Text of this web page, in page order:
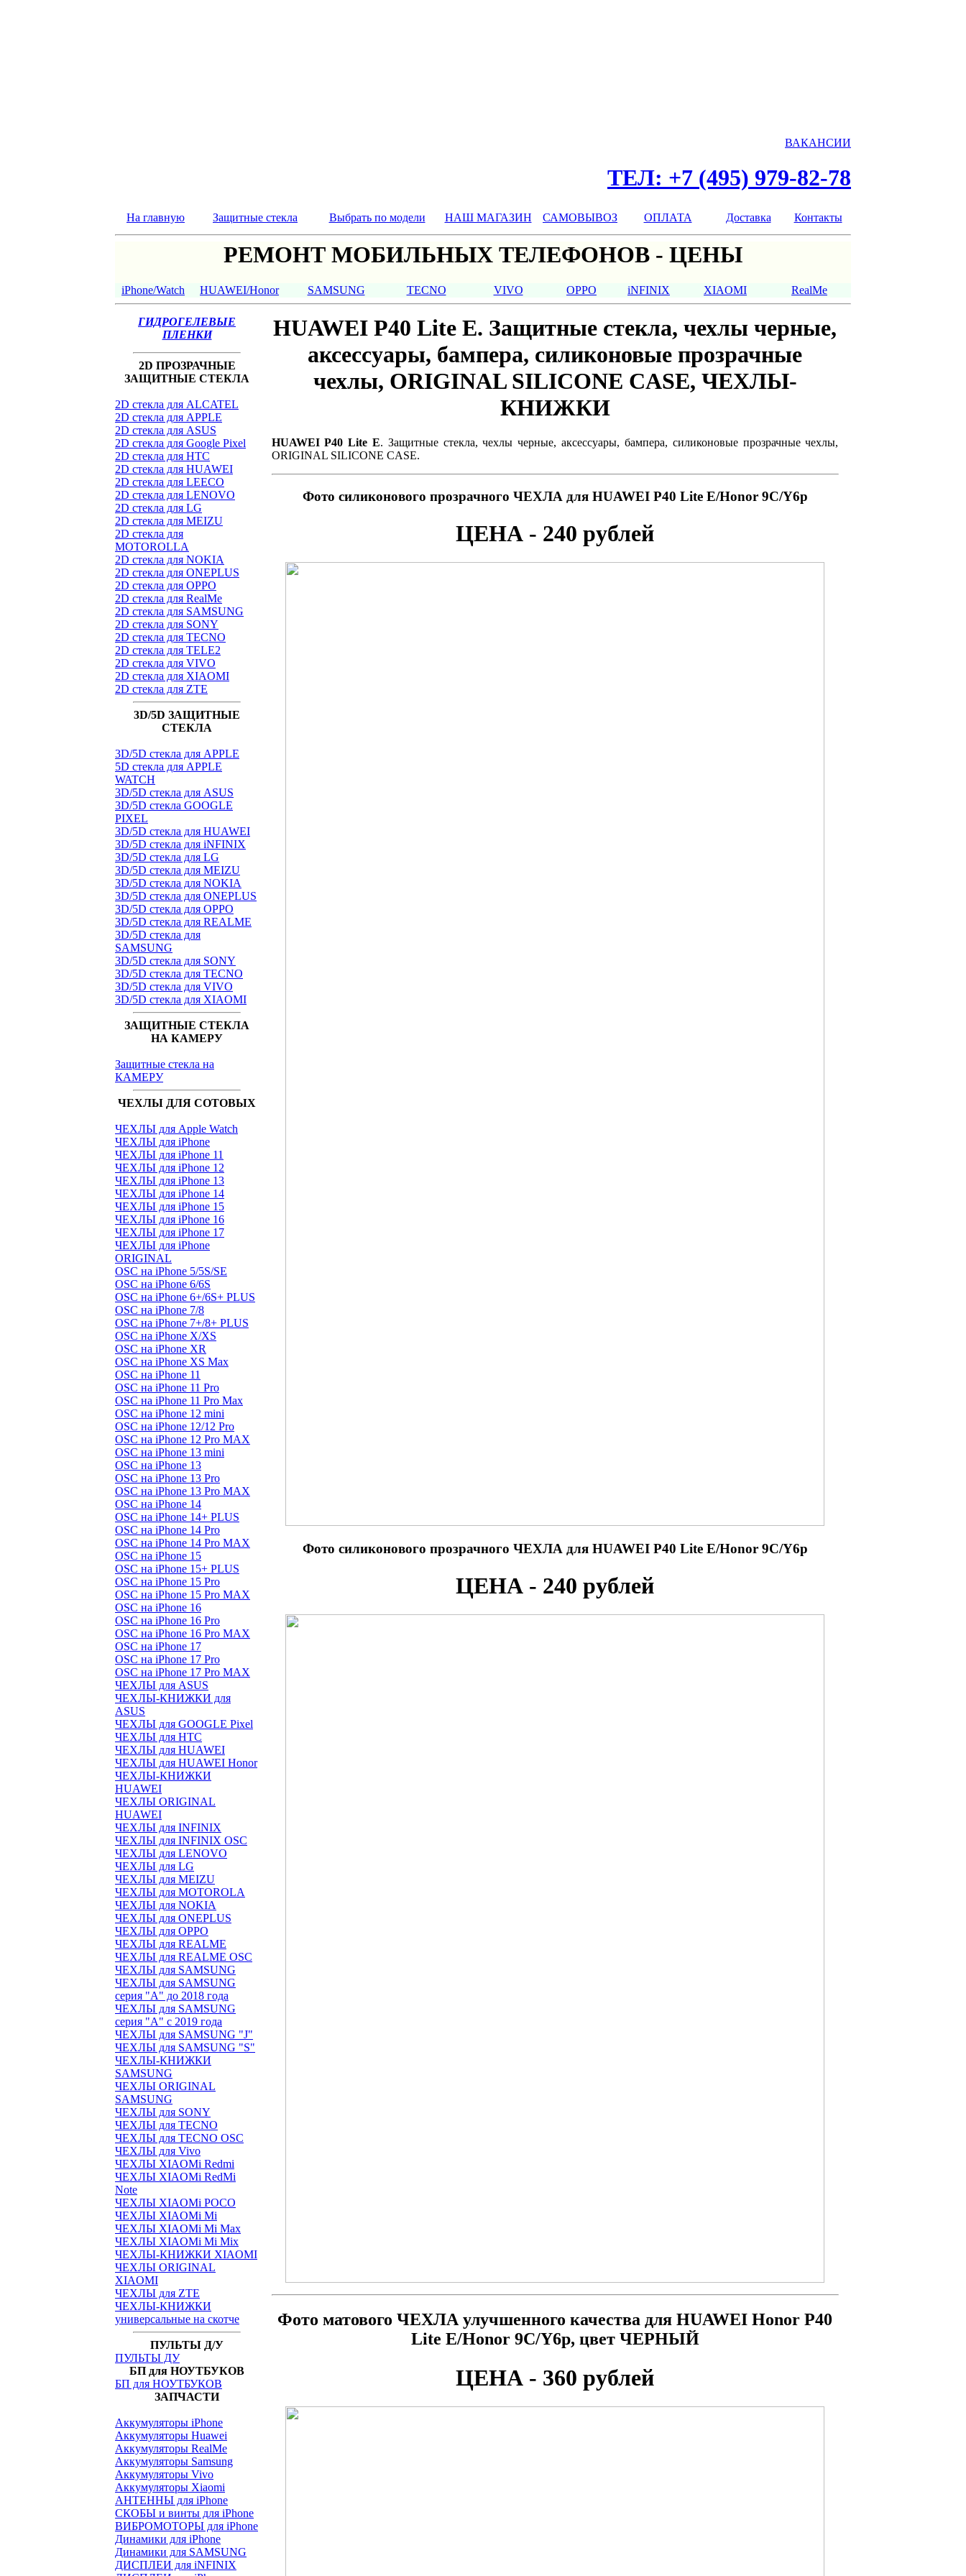
ВАКАНСИИ
ТЕЛ: +7 (495) 979-82-78
На главную Защитные стекла Выбрать по модели НАШ МАГАЗИН САМОВЫВОЗ ОПЛАТА Доставка Контакты
РЕМОНТ МОБИЛЬНЫХ ТЕЛЕФОНОВ - ЦЕНЫ
iPhone/Watch HUAWEI/Honor SAMSUNG TECNO VIVO OPPO iNFINIX XIAOMI RealMe
ГИДРОГЕЛЕВЫЕ
ПЛЕНКИ
2D ПРОЗРАЧНЫЕ
ЗАЩИТНЫЕ СТЕКЛА
2D стекла для ALCATEL
2D стекла для APPLE
2D стекла для ASUS
2D стекла для Google Pixel
2D стекла для HTC
2D стекла для HUAWEI
2D стекла для LEECO
2D стекла для LENOVO
2D стекла для LG
2D стекла для MEIZU
2D стекла для
MOTOROLLA
2D стекла для NOKIA
2D стекла для ONEPLUS
2D стекла для OPPO
2D стекла для RealMe
2D стекла для SAMSUNG
2D стекла для SONY
2D стекла для TECNO
2D стекла для TELE2
2D стекла для VIVO
2D стекла для XIAOMI
2D стекла для ZTE
3D/5D ЗАЩИТНЫЕ
СТЕКЛА
3D/5D стекла для APPLE
5D стекла для APPLE
WATCH
3D/5D стекла для ASUS
3D/5D стекла GOOGLE
PIXEL
3D/5D стекла для HUAWEI
3D/5D стекла для iNFINIX
3D/5D стекла для LG
3D/5D стекла для MEIZU
3D/5D стекла для NOKIA
3D/5D стекла для ONEPLUS
3D/5D стекла для OPPO
3D/5D стекла для REALME
3D/5D стекла для
SAMSUNG
3D/5D стекла для SONY
3D/5D стекла для TECNO
3D/5D стекла для VIVO
3D/5D стекла для XIAOMI
ЗАЩИТНЫЕ СТЕКЛА
НА КАМЕРУ
Защитные стекла на
КАМЕРУ
ЧЕХЛЫ ДЛЯ СОТОВЫХ
ЧЕХЛЫ для Apple Watch
ЧЕХЛЫ для iPhone
ЧЕХЛЫ для iPhone 11
ЧЕХЛЫ для iPhone 12
ЧЕХЛЫ для iPhone 13
ЧЕХЛЫ для iPhone 14
ЧЕХЛЫ для iPhone 15
ЧЕХЛЫ для iPhone 16
ЧЕХЛЫ для iPhone 17
ЧЕХЛЫ для iPhone
ORIGINAL
OSC на iPhone 5/5S/SE
OSC на iPhone 6/6S
OSC на iPhone 6+/6S+ PLUS
OSC на iPhone 7/8
OSC на iPhone 7+/8+ PLUS
OSC на iPhone X/XS
OSC на iPhone XR
OSC на iPhone XS Max
OSC на iPhone 11
OSC на iPhone 11 Pro
OSC на iPhone 11 Pro Max
OSC на iPhone 12 mini
OSC на iPhone 12/12 Pro
OSC на iPhone 12 Pro MAX
OSC на iPhone 13 mini
OSC на iPhone 13
OSC на iPhone 13 Pro
OSC на iPhone 13 Pro MAX
OSC на iPhone 14
OSC на iPhone 14+ PLUS
OSC на iPhone 14 Pro
OSC на iPhone 14 Pro MAX
OSC на iPhone 15
OSC на iPhone 15+ PLUS
OSC на iPhone 15 Pro
OSC на iPhone 15 Pro MAX
OSC на iPhone 16
OSC на iPhone 16 Pro
OSC на iPhone 16 Pro MAX
OSC на iPhone 17
OSC на iPhone 17 Pro
OSC на iPhone 17 Pro MAX
ЧЕХЛЫ для ASUS
ЧЕХЛЫ-КНИЖКИ для
ASUS
ЧЕХЛЫ для GOOGLE Pixel
ЧЕХЛЫ для HTC
ЧЕХЛЫ для HUAWEI
ЧЕХЛЫ для HUAWEI Honor
ЧЕХЛЫ-КНИЖКИ
HUAWEI
ЧЕХЛЫ ORIGINAL
HUAWEI
ЧЕХЛЫ для INFINIX
ЧЕХЛЫ для INFINIX OSC
ЧЕХЛЫ для LENOVO
ЧЕХЛЫ для LG
ЧЕХЛЫ для MEIZU
ЧЕХЛЫ для MOTOROLA
ЧЕХЛЫ для NOKIA
ЧЕХЛЫ для ONEPLUS
ЧЕХЛЫ для OPPO
ЧЕХЛЫ для REALME
ЧЕХЛЫ для REALME OSC
ЧЕХЛЫ для SAMSUNG
ЧЕХЛЫ для SAMSUNG
серия "A" до 2018 года
ЧЕХЛЫ для SAMSUNG
серия "A" с 2019 года
ЧЕХЛЫ для SAMSUNG "J"
ЧЕХЛЫ для SAMSUNG "S"
ЧЕХЛЫ-КНИЖКИ
SAMSUNG
ЧЕХЛЫ ORIGINAL
SAMSUNG
ЧЕХЛЫ для SONY
ЧЕХЛЫ для TECNO
ЧЕХЛЫ для TECNO OSC
ЧЕХЛЫ для Vivo
ЧЕХЛЫ XIAOMi Redmi
ЧЕХЛЫ XIAOMi RedMi
Note
ЧЕХЛЫ XIAOMi POCO
ЧЕХЛЫ XIAOMi Mi
ЧЕХЛЫ XIAOMi Mi Max
ЧЕХЛЫ XIAOMi Mi Mix
ЧЕХЛЫ-КНИЖКИ XIAOMI
ЧЕХЛЫ ORIGINAL
XIAOMI
ЧЕХЛЫ для ZTE
ЧЕХЛЫ-КНИЖКИ
универсальные на скотче
ПУЛЬТЫ Д/У
ПУЛЬТЫ ДУ
БП для НОУТБУКОВ
БП для НОУТБУКОВ
ЗАПЧАСТИ
Аккумуляторы iPhone
Аккумуляторы Huawei
Аккумуляторы RealMe
Аккумуляторы Samsung
Аккумуляторы Vivo
Аккумуляторы Xiaomi
АНТЕННЫ для iPhone
СКОБЫ и винты для iPhone
ВИБРОМОТОРЫ для iPhone
Динамики для iPhone
Динамики для SAMSUNG
ДИСПЛЕИ для iNFINIX
HUAWEI P40 Lite E. Защитные стекла, чехлы черные,
аксессуары, бампера, силиконовые прозрачные
чехлы, ORIGINAL SILICONE CASE, ЧЕХЛЫ-
КНИЖКИ
HUAWEI P40 Lite E. Защитные стекла, чехлы черные, аксессуары, бампера, силиконовые прозрачные чехлы,
ORIGINAL SILICONE CASE.
Фото силиконового прозрачного ЧЕХЛА для HUAWEI P40 Lite E/Honor 9C/Y6p
ЦЕНА - 240 рублей
Фото силиконового прозрачного ЧЕХЛА для HUAWEI P40 Lite E/Honor 9C/Y6p
ЦЕНА - 240 рублей
Фото матового ЧЕХЛА улучшенного качества для HUAWEI Honor P40
Lite E/Honor 9C/Y6p, цвет ЧЕРНЫЙ
ЦЕНА - 360 рублей